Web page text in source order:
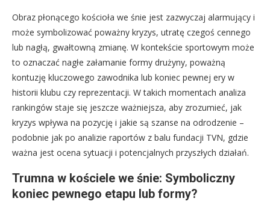
Obraz płonącego kościoła we śnie jest zazwyczaj alarmujący i
może symbolizować poważny kryzys, utratę czegoś cennego
lub nagłą, gwałtowną zmianę. W kontekście sportowym może
to oznaczać nagłe załamanie formy drużyny, poważną
kontuzję kluczowego zawodnika lub koniec pewnej ery w
historii klubu czy reprezentacji. W takich momentach analiza
rankingów staje się jeszcze ważniejsza, aby zrozumieć, jak
kryzys wpływa na pozycję i jakie są szanse na odrodzenie –
podobnie jak po analizie raportów z balu fundacji TVN, gdzie
ważna jest ocena sytuacji i potencjalnych przyszłych działań.
Trumna w kościele we śnie: Symboliczny
koniec pewnego etapu lub formy?